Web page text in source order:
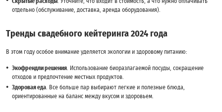
отдельно (обслуживание, доставка, аренда оборудования).
Тренды свадебного кейтеринга 2024 года
В этом году особое внимание уделяется экологии и здоровому питанию:
Экофрендли решения . Использование биоразлагаемой посуды, сокращение
отходов и предпочтение местных продуктов.
Здоровая еда . Все больше пар выбирают легкие и полезные блюда,
ориентированные на баланс между вкусом и здоровьем.